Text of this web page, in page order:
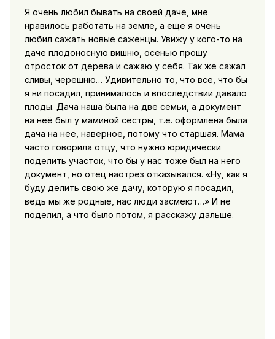
Я очень любил бывать на своей даче, мне
нравилось работать на земле, а еще я очень
любил сажать новые саженцы. Увижу у кого-то на
даче плодоносную вишню, осенью прошу
отросток от дерева и сажаю у себя. Так же сажал
сливы, черешню… Удивительно то, что все, что бы
я ни посадил, принималось и впоследствии давало
плоды. Дача наша была на две семьи, а документ
на неё был у маминой сестры, т.е. оформлена была
дача на нее, наверное, потому что старшая. Мама
часто говорила отцу, что нужно юридически
поделить участок, что бы у нас тоже был на него
документ, но отец наотрез отказывался. «Ну, как я
буду делить свою же дачу, которую я посадил,
ведь мы же родные, нас люди засмеют…» И не
поделил, а что было потом, я расскажу дальше.